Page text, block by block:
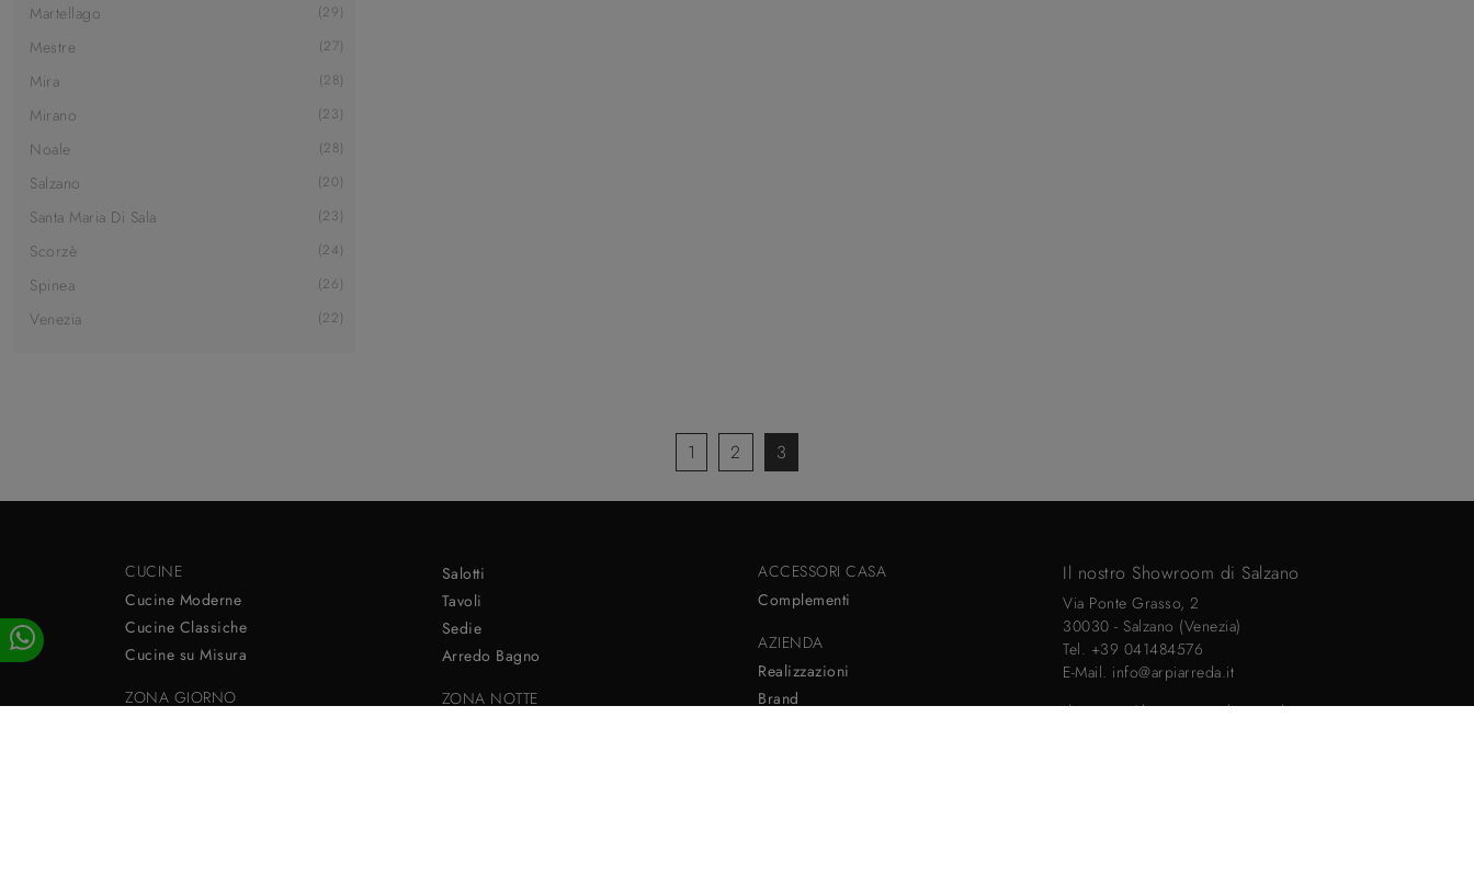
Martellago 29
Mestre 27
Mira 28
Mirano 23
Noale 28
Salzano 20
Santa Maria Di Sala 23
Scorzè 24
Spinea 26
Venezia 22
1 2 3
CUCINE
Cucine Moderne
Cucine Classiche
Cucine su Misura
ZONA GIORNO
Salotti
Tavoli
Sedie
Arredo Bagno
ZONA NOTTE
ACCESSORI CASA
Complementi
AZIENDA
Realizzazioni
Brand
Il nostro Showroom di Salzano
Via Ponte Grasso, 2
30030 - Salzano (Venezia)
Tel. +39 041484576
E-Mail. info@arpiarreda.it
Il nostro Showroom di Marghera